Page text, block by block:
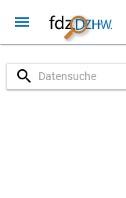
menu
search